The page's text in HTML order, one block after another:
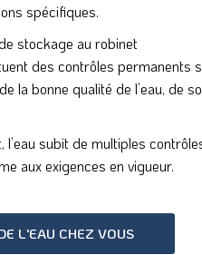
spécifiques.
stockage au robinet
des contrôles permanents
la bonne qualité de l’eau, de
l’eau subit de multiples
aux exigences en vigueur.
L'EAU CHEZ VOUS